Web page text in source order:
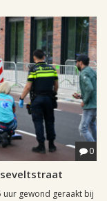
0
gewond geraakt bij